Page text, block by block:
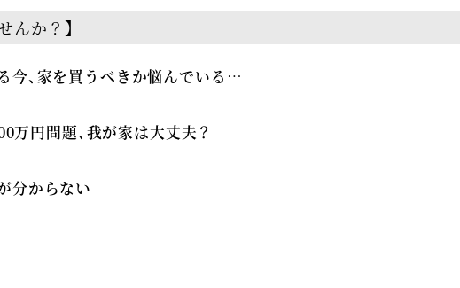
んか？】
今、家を買うべきか悩んでいる…
万円問題、我が家は大丈夫？
分からない